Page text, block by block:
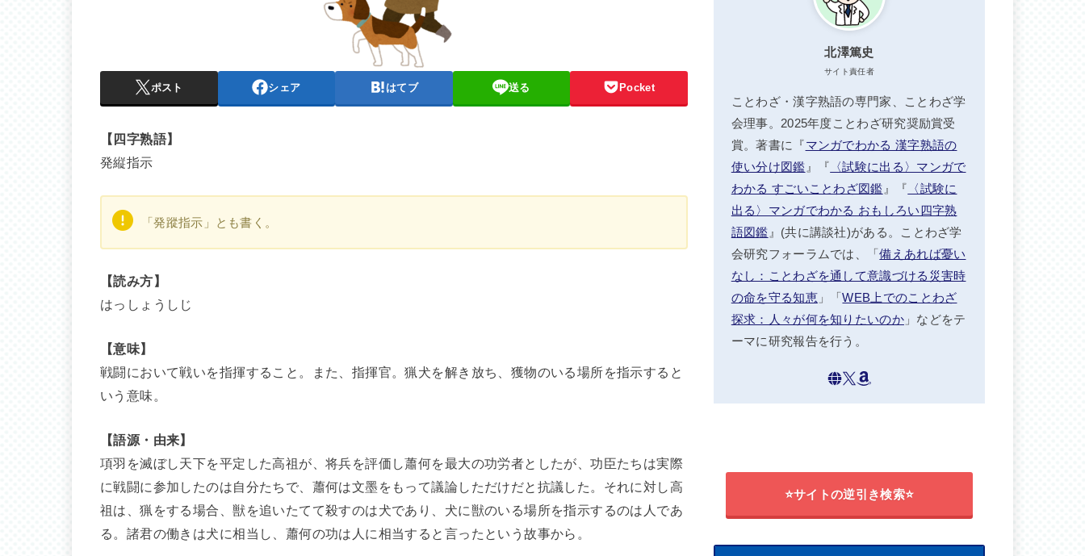
ポスト シェア はてブ 送る Pocket
【四字熟語】
発縦指示
「発蹤指示」とも書く。
【読み方】
はっしょうしじ
【意味】
戦闘において戦いを指揮すること。また、指揮官。猟犬を解き放ち、獲物のいる場所を指示すると
いう意味。
【語源・由来】
項羽を滅ぼし天下を平定した高祖が、将兵を評価し蕭何を最大の功労者としたが、功臣たちは実際
に戦闘に参加したのは自分たちで、蕭何は文墨をもって議論しただけだと抗議した。それに対し高
祖は、猟をする場合、獣を追いたてて殺すのは犬であり、犬に獣のいる場所を指示するのは人であ
る。諸君の働きは犬に相当し、蕭何の功は人に相当すると言ったという故事から。
北澤篤史
サイト責任者
ことわざ・漢字熟語の専門家、ことわざ学
会理事。2025年度ことわざ研究奨励賞受
賞。著書に『マンガでわかる 漢字熟語の
使い分け図鑑 』『 〈試験に出る〉マンガで
わかる すごいことわざ図鑑 』『 〈試験に
出る〉マンガでわかる おもしろい四字熟
語図鑑 』(共に講談社)がある。ことわざ学
会研究フォーラムでは、「備えあれば憂い
なし：ことわざを通して意識づける災害時
の命を守る知恵」「WEB上でのことわざ
探求：人々が何を知りたいのか」などをテ
ーマに研究報告を行う。
⭐サイトの逆引き検索⭐